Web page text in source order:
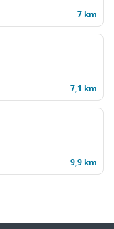
7 km
7,1 km
9,9 km